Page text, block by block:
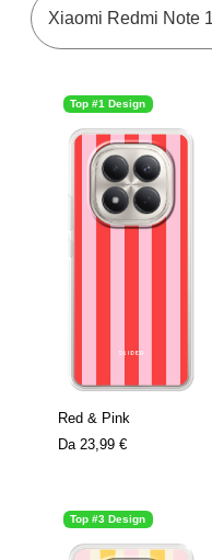
Top #1 Design
Red & Pink
Da 23,99 €
Top #3 Design